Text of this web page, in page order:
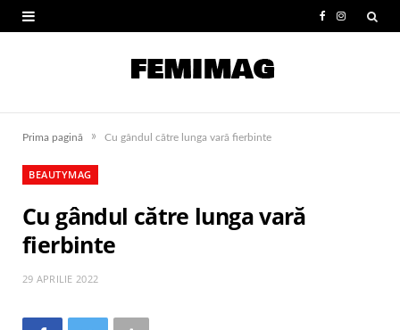
e
I
t
Prima pagină » Cu gândul către lunga vară fierbinte
BEAUTYMAG
Cu gândul către lunga vară
fierbinte
29 APRILIE 2022